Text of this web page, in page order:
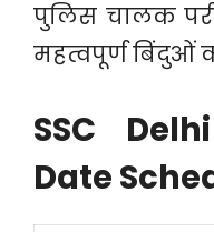
पुलिस चालक
महत्वपूर्ण बिंदुओं
SSC
Date